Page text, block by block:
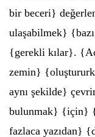
bir beceri}
ulaşabilmek}
{gerekli kılar}.
zemin}
aynı şekilde}
bulunmak} {için}
fazlaca yazıdan}